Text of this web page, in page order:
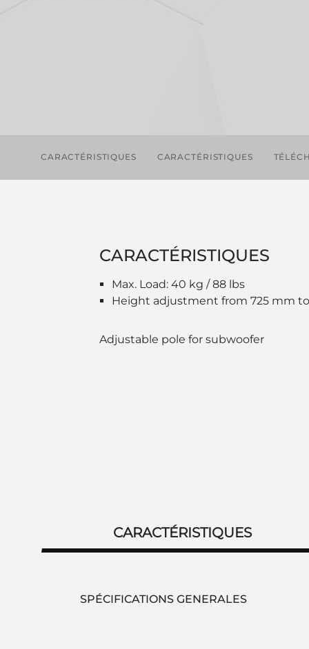
CARACTÉRISTIQUES CARACTÉRISTIQUES
CARACTÉRISTIQUES
Max. Load: 40 kg / 88 lbs
Height adjustment from 725 mm to
Adjustable pole for subwoofer
CARACTÉRISTIQUES
SPÉCIFICATIONS GENERALES